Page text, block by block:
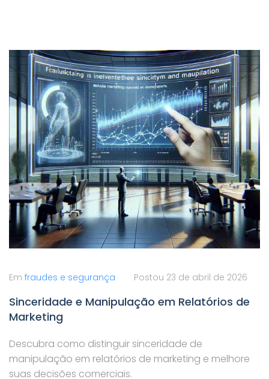
Em fraudes e segurança Postou 23 de abril de 2026
Sinceridade e Manipulação em Relatórios de
Marketing
Descubra como distinguir sinceridade de
manipulação em relatórios de marketing e melhore
suas decisões comerciais.